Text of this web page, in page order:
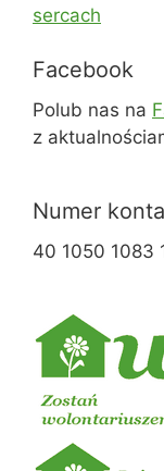
sercach
Facebook
Polub nas na
z
Numer konta
40 1050 1083